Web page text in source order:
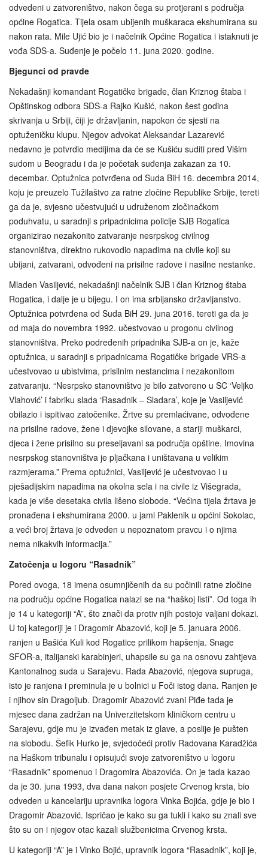
odvedeni u zatvoreništvo, nakon čega su protjerani s područja
općine Rogatica. Tijela osam ubijenih muškaraca ekshumirana su
nakon rata. Mile Ujić bio je i načelnik Općine Rogatica i istaknuti je
vođa SDS-a. Suđenje je počelo 11. juna 2020. godine.
Bjegunci od pravde
Nekadašnji komandant Rogatičke brigade, član Kriznog štaba i
Opštinskog odbora SDS-a Rajko Kušić, nakon šest godina
skrivanja u Srbiji, čiji je državljanin, napokon će sjesti na
optuženičku klupu. Njegov advokat Aleksandar Lazarević
nedavno je potvrdio medijima da će se Kušiću suditi pred Višim
sudom u Beogradu i da je početak suđenja zakazan za 10.
decembar. Optužnica potvrđena od Suda BiH 16. decembra 2014,
koju je preuzelo Tužilaštvo za ratne zločine Republike Srbije, tereti
ga da je, svjesno učestvujući u udruženom zločinačkom
poduhvatu, u saradnji s pripadnicima policije SJB Rogatica
organizirao nezakonito zatvaranje nesrpskog civilnog
stanovništva, direktno rukovodio napadima na civile koji su
ubijani, zatvarani, odvođeni na prisilne radove i nasilne nestanke.
Mladen Vasiljević, nekadašnji načelnik SJB i član Kriznog štaba
Rogatica, i dalje je u bijegu. I on ima srbijansko državljanstvo.
Optužnica potvrđena od Suda BiH 29. juna 2016. tereti ga da je
od maja do novembra 1992. učestvovao u progonu civilnog
stanovništva. Preko podređenih pripadnika SJB-a on je, kaže
optužnica, u saradnji s pripadnicama Rogatičke brigade VRS-a
učestvovao u ubistvima, prisilnim nestancima i nezakonitom
zatvaranju. “Nesrpsko stanovništvo je bilo zatvoreno u SC ‘Veljko
Vlahović’ i fabriku slada ‘Rasadnik – Sladara’, koje je Vasiljević
obilazio i ispitivao zatočenike. Žrtve su premlaćivane, odvođene
na prisilne radove, žene i djevojke silovane, a stariji muškarci,
djeca i žene prisilno su preseljavani sa područja opštine. Imovina
nesrpskog stanovništva je pljačkana i uništavana u velikim
razmjerama.” Prema optužnici, Vasiljević je učestvovao i u
pješadijskim napadima na okolna sela i na civile iz Višegrada,
kada je više desetaka civila lišeno slobode. “Većina tijela žrtava je
pronađena i ekshumirana 2000. u jami Paklenik u općini Sokolac,
a veći broj žrtava je odveden u nepoznatom pravcu i o njima
nema nikakvih informacija.”
Zatočenja u logoru “Rasadnik”
Pored ovoga, 18 imena osumnjičenih da su počinili ratne zločine
na području općine Rogatica nalazi se na “haškoj listi”. Od toga ih
je 14 u kategoriji “A”, što znači da protiv njih postoje valjani dokazi.
U toj kategoriji je i Dragomir Abazović, koji je 5. januara 2006.
ranjen u Bašića Kuli kod Rogatice prilikom hapšenja. Snage
SFOR-a, italijanski karabinjeri, uhapsile su ga na osnovu zahtjeva
Kantonalnog suda u Sarajevu. Rada Abazović, njegova supruga,
isto je ranjena i preminula je u bolnici u Foči istog dana. Ranjen je
i njihov sin Dragoljub. Dragomir Abazović zvani Piđe tada je
mjesec dana zadržan na Univerzitetskom kliničkom centru u
Sarajevu, gdje mu je izvađen metak iz glave, a poslije je pušten
na slobodu. Šefik Hurko je, svjedočeći protiv Radovana Karadžića
na Haškom tribunalu i opisujući svoje zatvoreništvo u logoru
“Rasadnik” spomenuo i Dragomira Abazovića. On je tada kazao
da je 30. juna 1993, dva dana nakon posjete Crvenog krsta, bio
odveden u kancelariju upravnika logora Vinka Bojića, gdje je bio i
Dragomir Abazović. Ispričao je kako su ga tukli i kako su znali sve
što su on i njegov otac kazali službenicima Crvenog krsta.
U kategoriji “A” je i Vinko Bojić, upravnik logora “Rasadnik”, koji je,